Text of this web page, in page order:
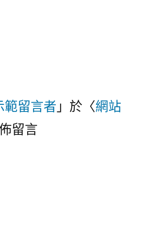
留言者 」於〈網站
留言